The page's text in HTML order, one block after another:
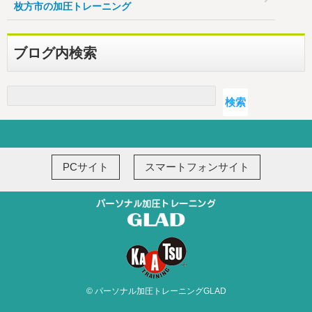
枚方市の加圧トレーニング
ブログ内検索
検索
PCサイト スマートフォンサイト
© パーソナル加圧トレーニングGLAD